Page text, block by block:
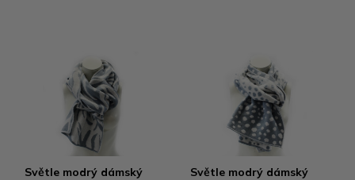
Světle modrý dámský
Světle modrý dámský